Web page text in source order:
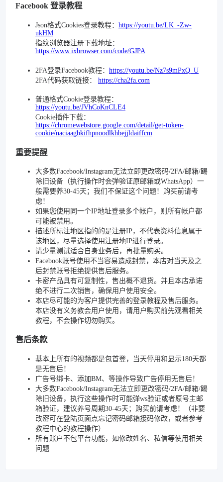
Facebook 登录教程
Json格式Cookies登录教程： https://youtu.be/LK_-Zw-
ukHM
指纹浏览器注册下载地址：
https://www.ixbrowser.com/code/GJPA
2FA登录Facebook教程： https://youtu.be/Nz7s9mPxQ_U
2FA代码获取链接： https://cha2fa.com
普通格式Cookie登录教程：
https://youtu.be/JVhCoKnCLE4
Cookie插件下载：
https://chromewebstore.google.com/detail/get-token-
cookie/naciaagbkifhpnoodlkhbejjldaiffcm
重要提醒
大多数Facebook/Instagram无法立即更改密码/2FA/邮箱/踢
除旧设备（执行操作时会弹验证原邮箱或WhatsApp）一
般需要养30-45天；我们不保证这个问题！购买前请考
虑！
如果您使用同一个IP地址登录多个帐户，则所有帐户都
可能被禁用。
描述所标注地区指的的是注册IP，不代表资料信息属于
该地区，尽量选择使用注册地IP进行登录。
请少量测试适合自身业务后，再批量购买。
Facebook账号使用不当容易造成封禁，本店对当天及之
后封禁账号拒绝提供售后服务。
卡密产品具有可复制性，售出概不退货。并且本店承诺
绝不进行二次销售，确保用户使用安全。
本店尽可能的为客户提供完善的登录教程及售后服务。
本店没有义务教会用户使用，请用户购买前先观看相关
教程，不会操作切勿购买。
售后条款
基本上所有的视频都是包首登，当天停用和显示180天都
是无售后！
广告号绑卡、添加BM、等操作导致广告停用无售后！
大多数Facebook/Instagram无法立即更改密码/2FA/邮箱/踢
除旧设备，执行这些操作时可能弹ws验证或者原号主邮
箱验证，建议养号周期30-45天；购买前请考虑！（非要
改密可在登陆页面点忘记密码邮箱接码修改，或者参考
教程中心的教程操作）
所有账户不包平台功能，如修改姓名、私信等使用相关
问题